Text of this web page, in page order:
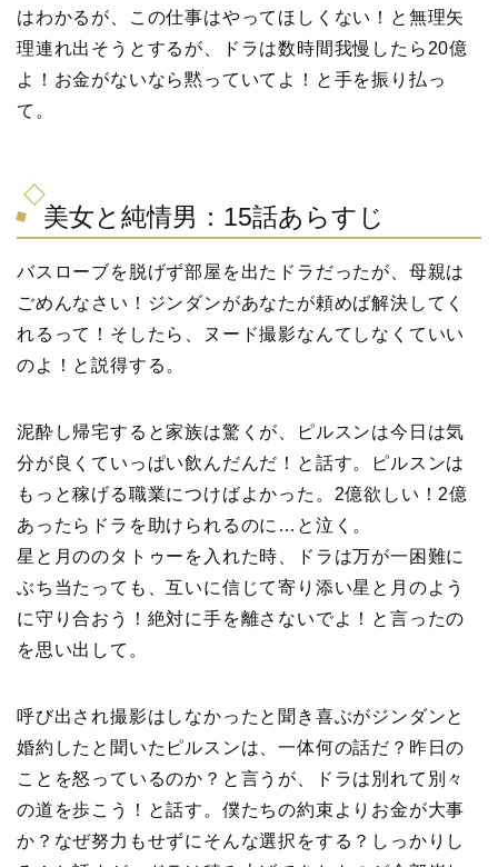
はわかるが、この仕事はやってほしくない！と無理矢
理連れ出そうとするが、ドラは数時間我慢したら20億
よ！お金がないなら黙っていてよ！と手を振り払っ
て。
美女と純情男：15話あらすじ
バスローブを脱げず部屋を出たドラだったが、母親は
ごめんなさい！ジンダンがあなたが頼めば解決してく
れるって！そしたら、ヌード撮影なんてしなくていい
のよ！と説得する。
泥酔し帰宅すると家族は驚くが、ピルスンは今日は気
分が良くていっぱい飲んだんだ！と話す。ピルスンは
もっと稼げる職業につけばよかった。2億欲しい！2億
あったらドラを助けられるのに…と泣く。
星と月ののタトゥーを入れた時、ドラは万が一困難に
ぶち当たっても、互いに信じて寄り添い星と月のよう
に守り合おう！絶対に手を離さないでよ！と言ったの
を思い出して。
呼び出され撮影はしなかったと聞き喜ぶがジンダンと
婚約したと聞いたピルスンは、一体何の話だ？昨日の
ことを怒っているのか？と言うが、ドラは別れて別々
の道を歩こう！と話す。僕たちの約束よりお金が大事
か？なぜ努力もせずにそんな選択をする？しっかりし